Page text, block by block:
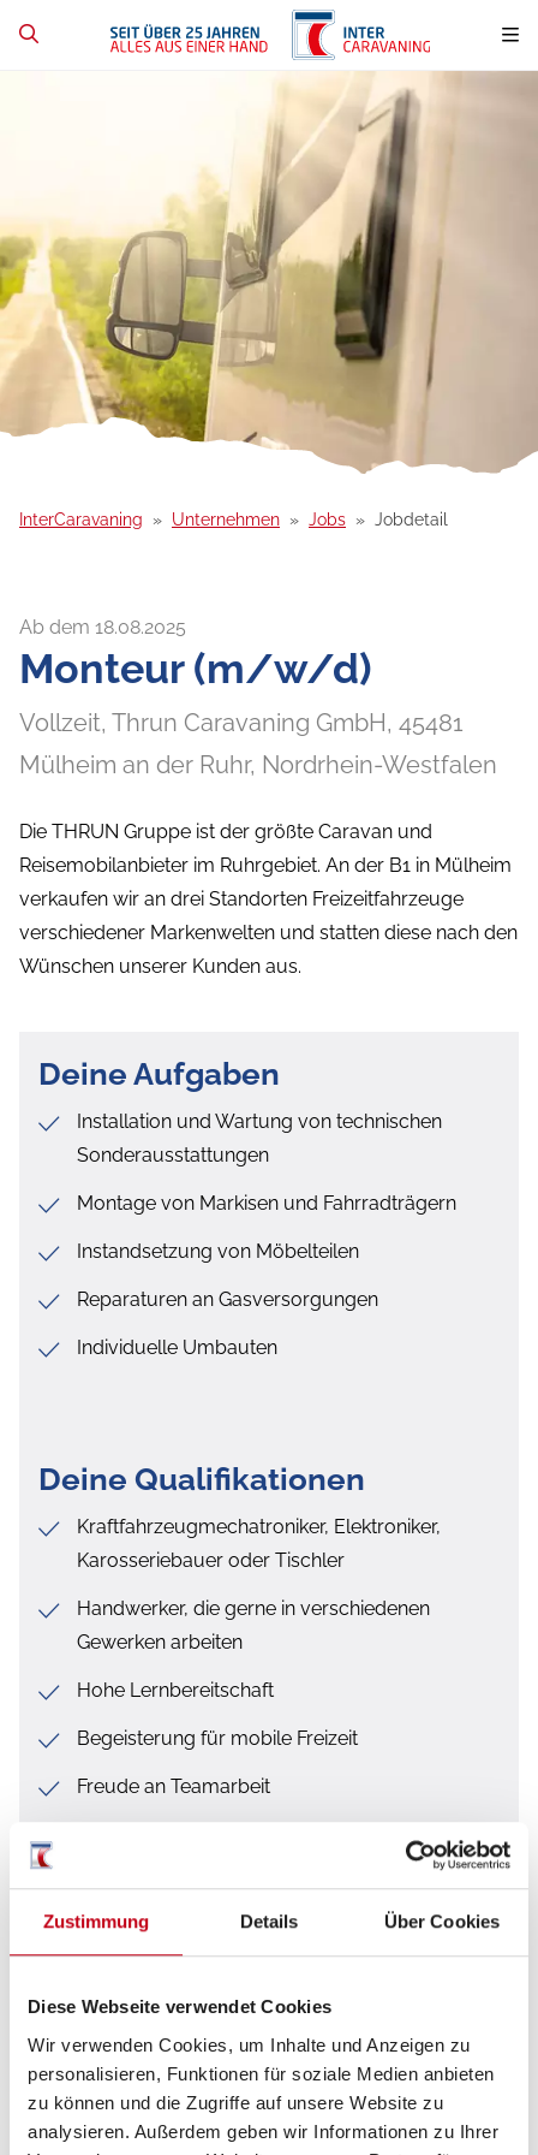
Zustimmung Details Über Cookies
Diese Webseite verwendet Cookies
Wir verwenden Cookies, um Inhalte und Anzeigen zu
personalisieren, Funktionen für soziale Medien anbieten
zu können und die Zugriffe auf unsere Website zu
analysieren. Außerdem geben wir Informationen zu Ihrer
InterCaravaning Unternehmen Jobs Jobdetail
Ab dem 18.08.2025
Monteur (m/w/d)
Vollzeit, Thrun Caravaning GmbH, 45481
Mülheim an der Ruhr, Nordrhein-Westfalen
Die THRUN Gruppe ist der größte Caravan und
Reisemobilanbieter im Ruhrgebiet. An der B1 in Mülheim
verkaufen wir an drei Standorten Freizeitfahrzeuge
verschiedener Markenwelten und statten diese nach den
Wünschen unserer Kunden aus.
Deine Aufgaben
Installation und Wartung von technischen
Sonderausstattungen
Montage von Markisen und Fahrradträgern
Instandsetzung von Möbelteilen
Reparaturen an Gasversorgungen
Individuelle Umbauten
Deine Qualifikationen
Kraftfahrzeugmechatroniker, Elektroniker,
Karosseriebauer oder Tischler
Handwerker, die gerne in verschiedenen
Gewerken arbeiten
Hohe Lernbereitschaft
Begeisterung für mobile Freizeit
Freude an Teamarbeit
Führerschein Klasse B notwendig, Klasse C
Was wir bieten
Eine umfassende Einarbeitung in verschiedene
Gewerke
Eine langfristige Anstellung mit regelmäßigen